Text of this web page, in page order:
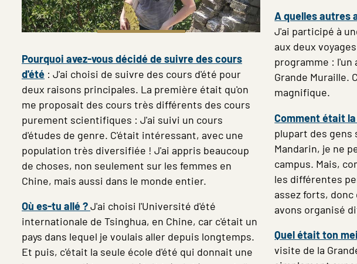
Pourquoi avez-vous décidé de suivre des cours
d'été : J'ai choisi de suivre des cours d'été pour
deux raisons principales. La première était qu'on
me proposait des cours très différents des cours
purement scientifiques : J'ai suivi un cours
d'études de genre. C'était intéressant, avec une
population très diversifiée ! J'ai appris beaucoup
de choses, non seulement sur les femmes en
Chine, mais aussi dans le monde entier.
Où es-tu allé ?J'ai choisi l'Université d'été
internationale de Tsinghua, en Chine, car c'était un
pays dans lequel je voulais aller depuis longtemps.
Et puis, c'était la seule école d'été qui donnait une
A quelles autres
J'ai participé à
aux deux
programme : l'un
Grande Muraille.
magnifique.
Comment était
plupart des gens
Mandarin, je ne
campus. Mais,
les différentes
assez forts,
avons organisé
Quel était ton
visite de la